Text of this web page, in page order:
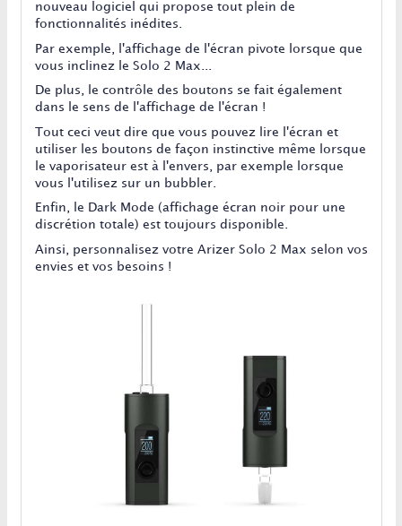
nouveau logiciel qui propose tout plein de
fonctionnalités inédites.
Par exemple, l'affichage de l'écran pivote lorsque que
vous inclinez le Solo 2 Max...
De plus, le contrôle des boutons se fait également
dans le sens de l'affichage de l'écran !
Tout ceci veut dire que vous pouvez lire l'écran et
utiliser les boutons de façon instinctive même lorsque
le vaporisateur est à l'envers, par exemple lorsque
vous l'utilisez sur un bubbler.
Enfin, le Dark Mode (affichage écran noir pour une
discrétion totale) est toujours disponible.
Ainsi, personnalisez votre Arizer Solo 2 Max selon vos
envies et vos besoins !